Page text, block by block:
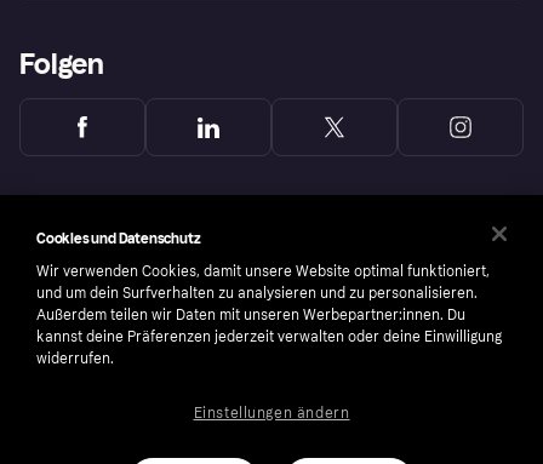
Folgen
Cookies und Datenschutz
Wir verwenden Cookies, damit unsere Website optimal funktioniert,
und um dein Surfverhalten zu analysieren und zu personalisieren.
Außerdem teilen wir Daten mit unseren Werbepartner:innen. Du
kannst deine Präferenzen jederzeit verwalten oder deine Einwilligung
widerrufen.
Einstellungen ändern